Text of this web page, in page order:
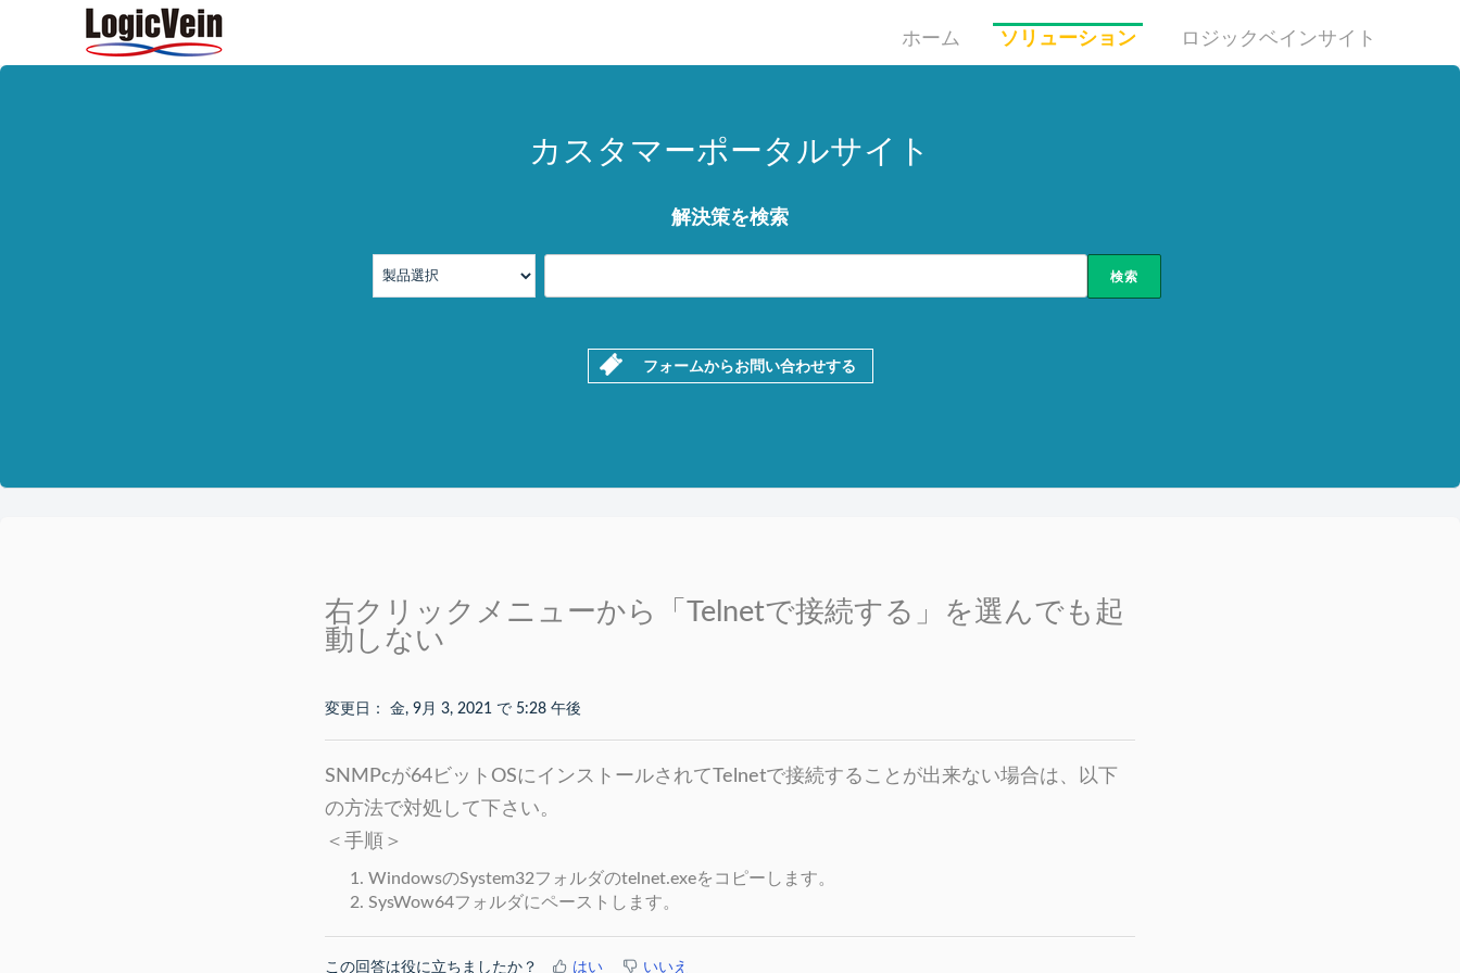
ホーム ソリューション ロジックベインサイト
カスタマーポータルサイト
解決策を検索
フォームからお問い合わせする
右クリックメニューから「Telnetで接続する」を選んでも起
動しない
変更日： 金, 9月 3, 2021 で 5:28 午後
SNMPcが64ビットOSにインストールされてTelnetで接続することが出来ない場合は、以下
の方法で対処して下さい。
＜手順＞
WindowsのSystem32フォルダのtelnet.exeをコピーします。
SysWow64フォルダにペーストします。
この回答は役に立ちましたか？ はい いいえ